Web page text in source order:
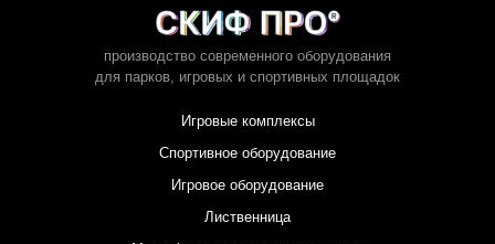
производство современного оборудования
для парков, игровых и спортивных площадок
Игровые комплексы
Спортивное оборудование
Игровое оборудование
Лиственница